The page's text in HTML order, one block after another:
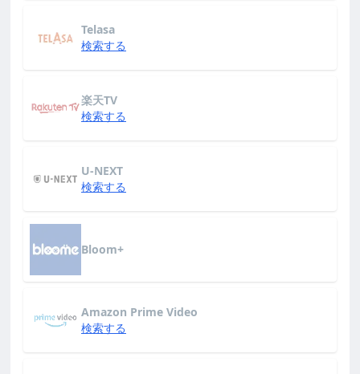
Telasa
検索する
楽天TV
検索する
U-NEXT
検索する
Bloom+
Amazon Prime Video
検索する